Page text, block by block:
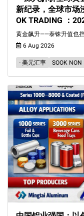
新纪录，全球市场
OK TRADING ：
黄金飙升——泰铢升值也挡
6 Aug 2026
- 美元汇率 SOOK NON